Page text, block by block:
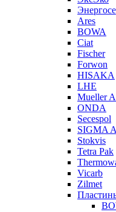
Ares
BOWA
Ciat
Fischer
Forwon
HISAKA
LHE
Mueller
ONDA
Secespol
SIGMA
Stokvis
Tetra Pak
Vicarb
Zilmet